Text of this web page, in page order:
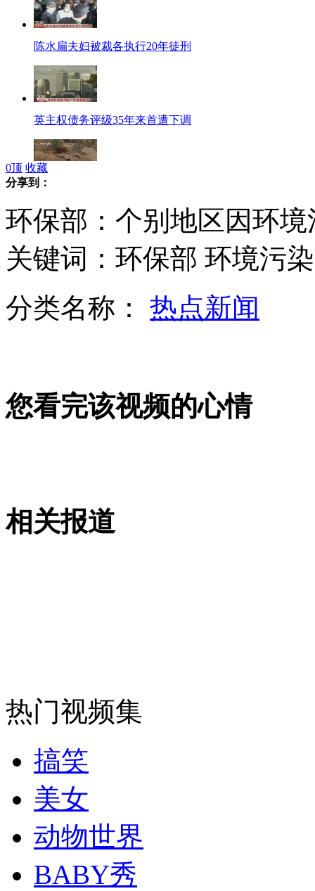
陈水扁夫妇被裁各执行20年徒刑
英主权债务评级35年来首遭下调
刀锋战士获保释 民众称"有钱就可以胡来"
印度多个城市进入高度戒备状态
外交部：有关国家言论片面不公正
0顶 收藏
分享到：
环保部：个别地区因环
关键词：环保部 环境污
分类名称： 热点新闻
您看完该视频的心情
相关报道
热门视频集
搞笑
美女
动物世界
BABY秀